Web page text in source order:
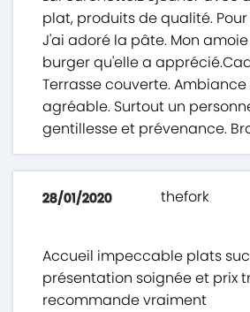
plat, produits de qualité.
J'ai adoré la pâte. Mon
burger qu'elle a
Terrasse couverte.
agréable. Surtout un
gentillesse et prévenance.
28/01/2020 thefork
Accueil impeccable plats
présentation soignée et prix
recommande vraiment